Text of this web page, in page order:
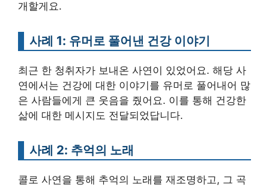
개할게요.
사례 1: 유머로 풀어낸 건강 이야기
최근 한 청취자가 보내온 사연이 있었어요. 해당 사
연에서는 건강에 대한 이야기를 유머로 풀어내어 많
은 사람들에게 큰 웃음을 줬어요. 이를 통해 건강한
삶에 대한 메시지도 전달되었답니다.
사례 2: 추억의 노래
콜로 사연을 통해 추억의 노래를 재조명하고, 그 곡